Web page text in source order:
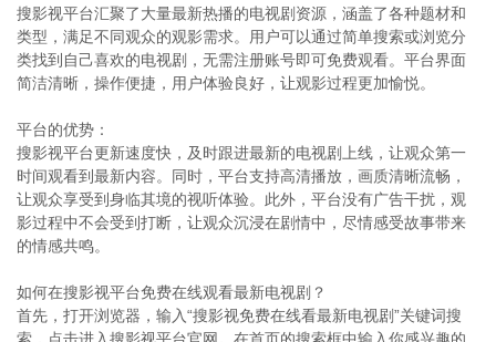
搜影视平台汇聚了大量最新热播的电视剧资源，涵盖了各种题材和
类型，满足不同观众的观影需求。用户可以通过简单搜索或浏览分
类找到自己喜欢的电视剧，无需注册账号即可免费观看。平台界面
简洁清晰，操作便捷，用户体验良好，让观影过程更加愉悦。
平台的优势：
搜影视平台更新速度快，及时跟进最新的电视剧上线，让观众第一
时间观看到最新内容。同时，平台支持高清播放，画质清晰流畅，
让观众享受到身临其境的视听体验。此外，平台没有广告干扰，观
影过程中不会受到打断，让观众沉浸在剧情中，尽情感受故事带来
的情感共鸣。
如何在搜影视平台免费在线观看最新电视剧？
首先，打开浏览器，输入“搜影视免费在线看最新电视剧”关键词搜